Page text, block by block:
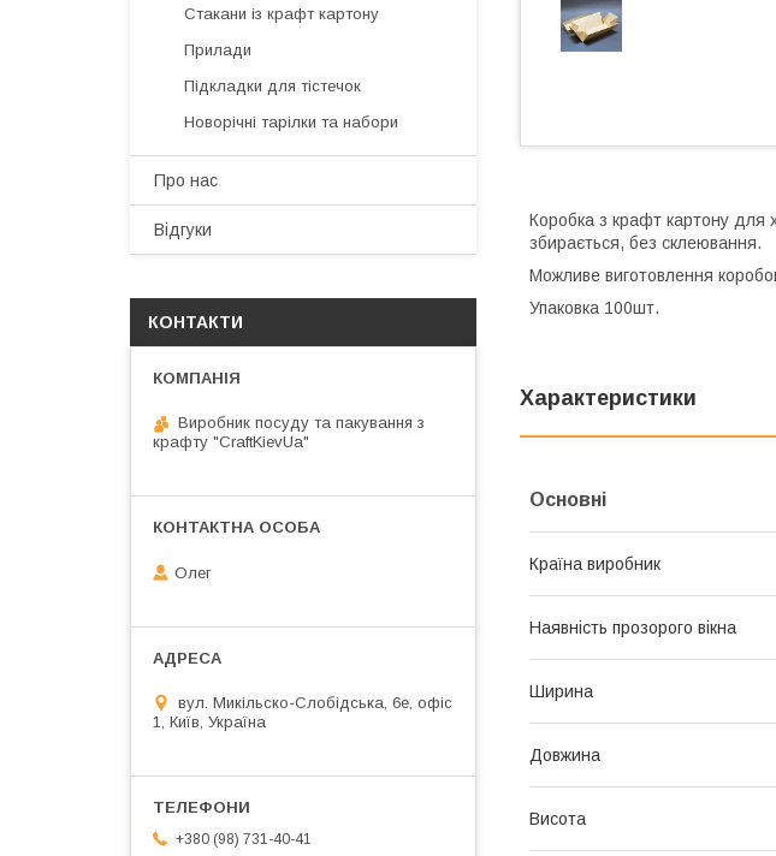
Коробка з крафт картону
збирається, без склеювання.
Можливе виготовлення
Упаковка 100шт.
Характеристики
Основні
Країна виробник
Наявність прозорого вікна
Ширина
Довжина
Висота
Стакани із крафт картону
Прилади
Підкладки для тістечок
Новорічні тарілки та набори
Про нас
Відгуки
КОНТАКТИ
Виробник посуду та пакування з
крафту "CraftKievUa"
Олег
вул. Микільско-Слобідська, 6е, офіс
1, Київ, Україна
+380 (98) 731-40-41